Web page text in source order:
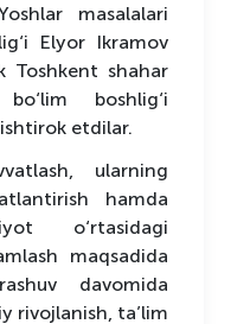
masalalari
Elyor Ikramov
Toshkent shahar
boshlig‘i
etdilar.
ularning
hamda
o‘rtasidagi
maqsadida
davomida
rivojlanish, ta’lim